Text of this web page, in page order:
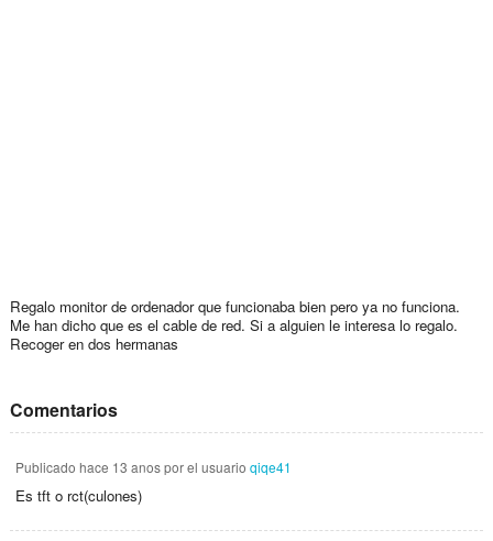
Regalo monitor de ordenador que funcionaba bien pero ya no funciona.
Me han dicho que es el cable de red. Si a alguien le interesa lo regalo.
Recoger en dos hermanas
Comentarios
Publicado hace 13 anospor el usuario qiqe41
Es tft o rct(culones)